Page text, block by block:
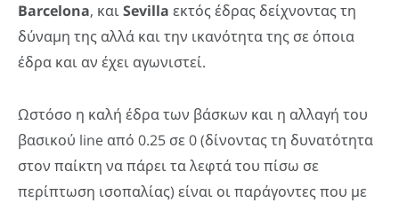
Barcelona, καιSevilla εκτός έδρας δείχνοντας τη
δύναμη της αλλά και την ικανότητα της σε όποια
έδρα και αν έχει αγωνιστεί.
Ωστόσο η καλή έδρα των βάσκων και η αλλαγή του
βασικού line από 0.25 σε 0 (δίνοντας τη δυνατότητα
στον παίκτη να πάρει τα λεφτά του πίσω σε
περίπτωση ισοπαλίας) είναι οι παράγοντες που με